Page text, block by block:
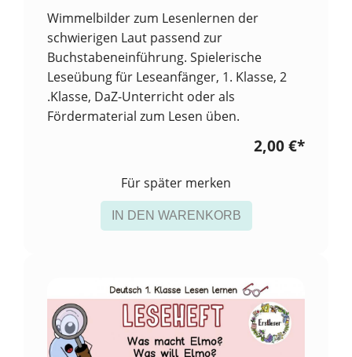
Wimmelbilder zum Lesenlernen der
schwierigen Laut passend zur
Buchstabeneinführung. Spielerische
Leseübung für Leseanfänger, 1. Klasse, 2
.Klasse, DaZ-Unterricht oder als
Fördermaterial zum Lesen üben.
2,00 €*
Für später merken
IN DEN WARENKORB